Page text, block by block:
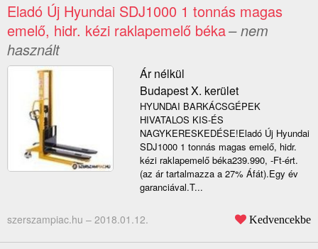
Eladó Új Hyundai SDJ1000 1 tonnás magas
emelő, hidr. kézi raklapemelő béka– nem
használt
Ár nélkül
Budapest X. kerület
HYUNDAI BARKÁCSGÉPEK
HIVATALOS KIS-ÉS
NAGYKERESKEDÉSE!Eladó Új Hyundai
SDJ1000 1 tonnás magas emelő, hidr.
kézi raklapemelő béka239.990, -Ft-ért.
(az ár tartalmazza a 27% Áfát).Egy év
garanciával.T...
szerszampiac.hu – 2018.01.12. Kedvencekbe